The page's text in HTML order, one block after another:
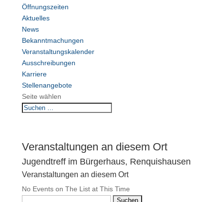
Öffnungszeiten
Aktuelles
News
Bekanntmachungen
Veranstaltungskalender
Ausschreibungen
Karriere
Stellenangebote
Seite wählen
Veranstaltungen an diesem Ort
Jugendtreff im Bürgerhaus, Renquishausen
Veranstaltungen an diesem Ort
No Events on The List at This Time